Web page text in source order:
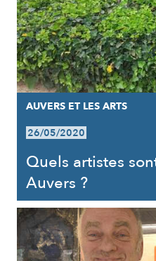
AUVERS ET LES ARTS
26/05/2020
Quels artistes
Auvers ?